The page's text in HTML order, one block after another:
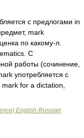
с предлогами in
mark
по какому-л.
С
работы (сочинение,
употребляется с
for a dictation,
English-Russian